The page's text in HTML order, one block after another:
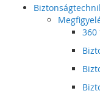
360